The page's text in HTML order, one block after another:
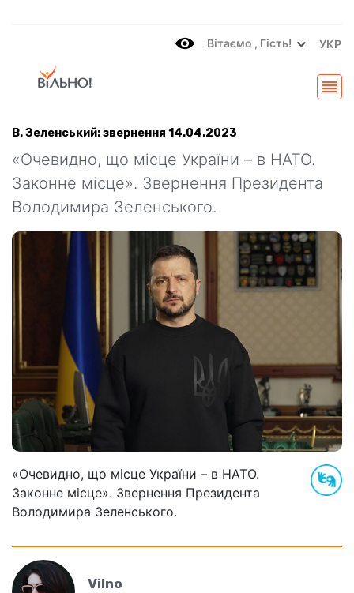
Вітаємo , Гість! УКР
В. Зеленський: звернення 14.04.2023
«Очевидно, що місце України – в НАТО.
Законне місце». Звернення Президента
Володимира Зеленського.
«Очевидно, що місце України – в НАТО.
Законне місце». Звернення Президента
Володимира Зеленського.
Vilno